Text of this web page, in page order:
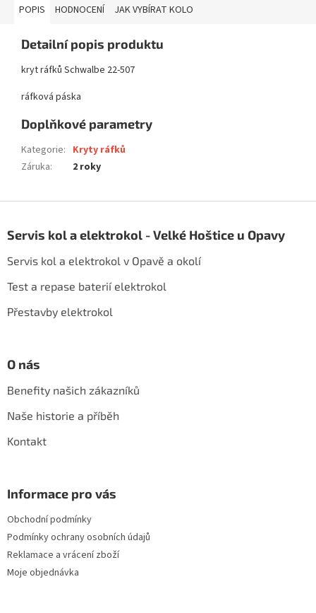
POPIS HODNOCENÍ JAK VYBÍRAT KOLO
Detailní popis produktu
kryt ráfků Schwalbe 22-507
ráfková páska
Doplňkové parametry
Kategorie: Kryty ráfků
Záruka: 2 roky
pServis kol a elektrokol - Velké Hoštice u Opavy
Servis kol a elektrokol v Opavě a okolí
Test a repase baterií elektrokol
Přestavby elektrokol
O nás
Benefity našich zákazníků
Naše historie a příběh
Kontakt
Informace pro vás
Obchodní podmínky
Podmínky ochrany osobních údajů
Reklamace a vrácení zboží
Moje objednávka